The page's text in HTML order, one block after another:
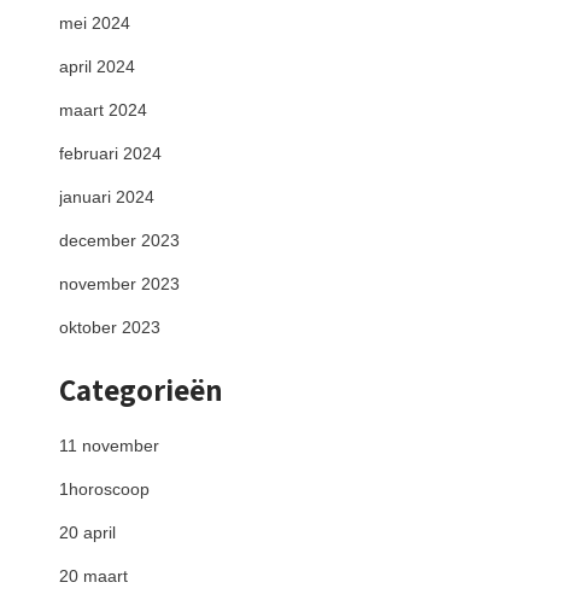
mei 2024
april 2024
maart 2024
februari 2024
januari 2024
december 2023
november 2023
oktober 2023
Categorieën
11 november
1horoscoop
20 april
20 maart